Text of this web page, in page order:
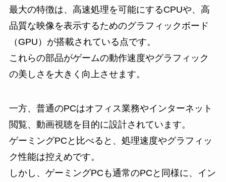
最大の特徴は、高速処理を可能にするCPUや、高
品質な映像を表示するためのグラフィックボード
（GPU）が搭載されている点です。
これらの部品がゲームの動作速度やグラフィック
の美しさを大きく向上させます。
一方、普通のPCはオフィス業務やインターネット
閲覧、動画視聴を目的に設計されています。
ゲーミングPCと比べると、処理速度やグラフィッ
ク性能は控えめです。
しかし、ゲーミングPCも通常のPCと同様に、イン